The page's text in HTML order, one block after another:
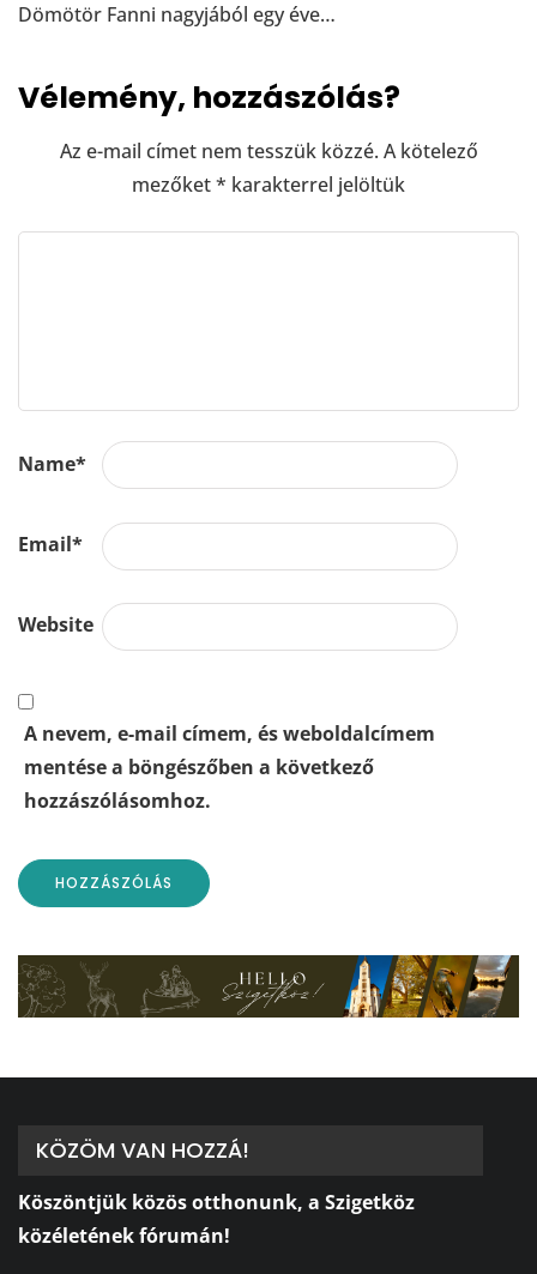
Dömötör Fanni nagyjából egy éve…
Vélemény, hozzászólás?
Az e-mail címet nem tesszük közzé. A kötelező
mezőket* karakterrel jelöltük
Name*
Email*
Website
A nevem, e-mail címem, és weboldalcímem
mentése a böngészőben a következő
hozzászólásomhoz.
KÖZÖM VAN HOZZÁ!
Köszöntjük közös otthonunk, a Szigetköz
közéletének fórumán!